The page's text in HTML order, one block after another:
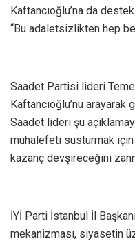
Kaftancıoğlu’na da
“Bu adaletsizlikten hep
Saadet Partisi lideri
Kaftancıoğlu’nu
Saadet lideri şu
muhalefeti susturmak
kazanç devşireceğini
İYİ Parti İstanbul İl
mekanizması, siyasetin